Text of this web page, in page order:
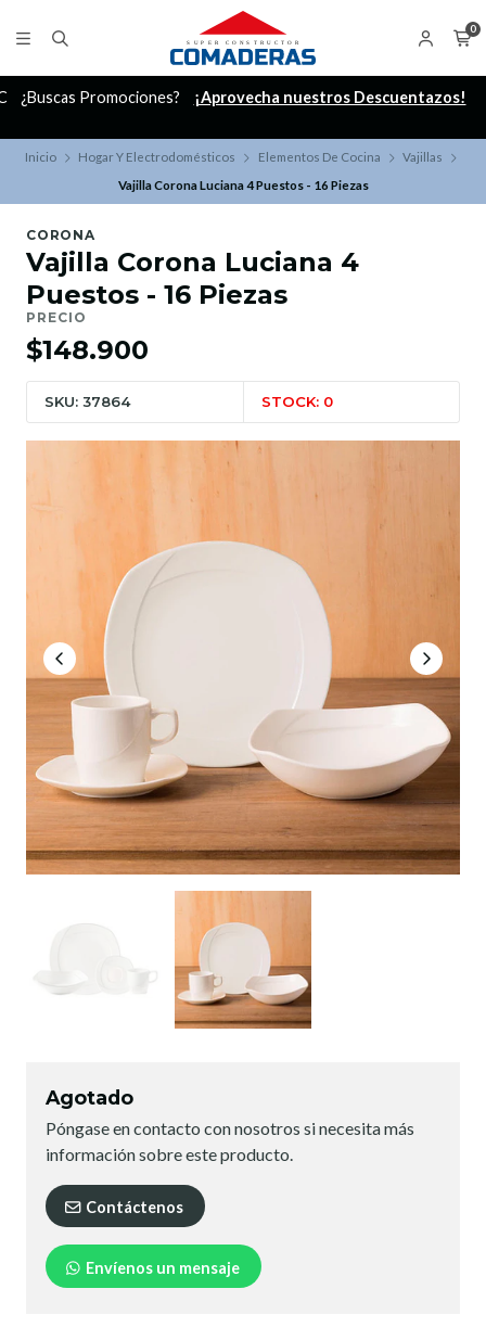
0
¿Buscas Promociones? ¡Aprovecha nuestros Descuentazos!
Inicio Hogar Y Electrodomésticos Elementos De Cocina
Vajillas
Vajilla Corona Luciana 4 Puestos - 16 Piezas
CORONA
Vajilla Corona Luciana 4
Puestos - 16 Piezas
PRECIO
$148.900
SKU: 37864 STOCK: 0
Agotado
Póngase en contacto con nosotros si necesita más
información sobre este producto.
Contáctenos
Envíenos un mensaje